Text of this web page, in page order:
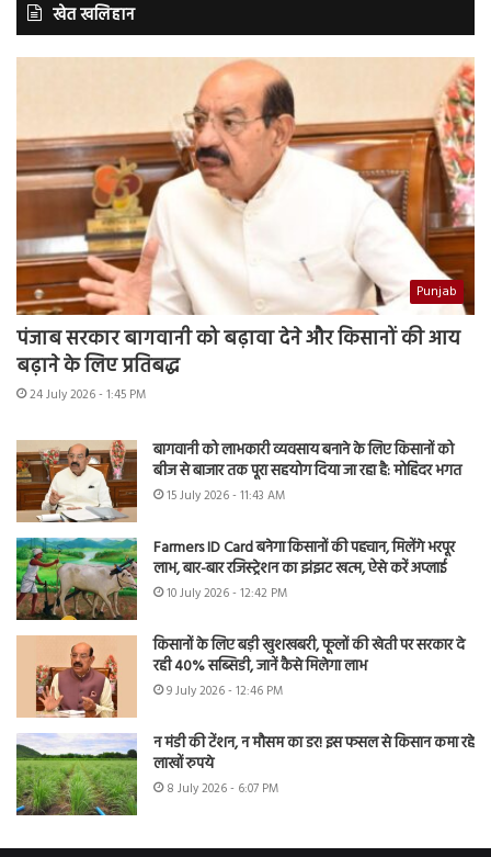
खेत खलिहान
Punjab
पंजाब सरकार बागवानी को बढ़ावा देने और किसानों की आय
बढ़ाने के लिए प्रतिबद्ध
24 July 2026 - 1:45 PM
बागवानी को लाभकारी व्यवसाय बनाने के लिए किसानों को
बीज से बाजार तक पूरा सहयोग दिया जा रहा है: मोहिंदर भगत
15 July 2026 - 11:43 AM
Farmers ID Card बनेगा किसानों की पहचान, मिलेंगे भरपूर
लाभ, बार-बार रजिस्ट्रेशन का झंझट खत्म, ऐसे करें अप्लाई
10 July 2026 - 12:42 PM
किसानों के लिए बड़ी खुशखबरी, फूलों की खेती पर सरकार दे
रही 40% सब्सिडी, जानें कैसे मिलेगा लाभ
9 July 2026 - 12:46 PM
न मंडी की टेंशन, न मौसम का डर! इस फसल से किसान कमा रहे
लाखों रुपये
8 July 2026 - 6:07 PM